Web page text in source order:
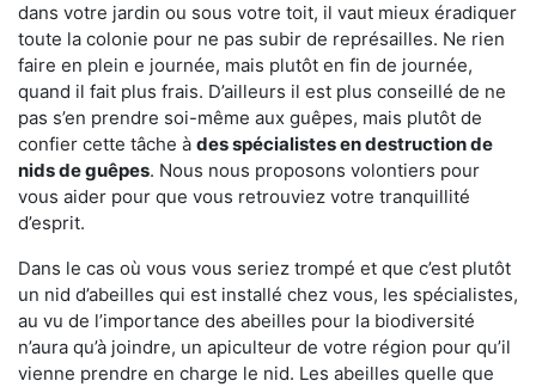
dans votre jardin ou sous votre toit, il vaut mieux éradiquer
toute la colonie pour ne pas subir de représailles. Ne rien
faire en plein e journée, mais plutôt en fin de journée,
quand il fait plus frais. D’ailleurs il est plus conseillé de ne
pas s’en prendre soi-même aux guêpes, mais plutôt de
confier cette tâche à des spécialistes en destruction de
nids de guêpes. Nous nous proposons volontiers pour
vous aider pour que vous retrouviez votre tranquillité
d’esprit.
Dans le cas où vous vous seriez trompé et que c’est plutôt
un nid d’abeilles qui est installé chez vous, les spécialistes,
au vu de l’importance des abeilles pour la biodiversité
n’aura qu’à joindre, un apiculteur de votre région pour qu’il
vienne prendre en charge le nid. Les abeilles quelle que